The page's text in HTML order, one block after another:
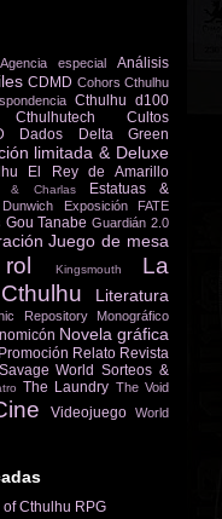
Agencia especial Análisis
CDMD Cohors Cthulhu
Cthulhu d100
Cthulhutech
Cultos
Dados
Delta Green
limitada & Deluxe
El Rey de Amarillo
& Charlas
Estatuas &
Exposición
FATE
Gou Tanabe Guardián 2.0
Juego de mesa
Kingsmouth
La
Literatura
Repository
Monográfico
Novela gráfica
Promoción Relato Revista
Savage World Sorteos &
The Laundry The Void
Videojuego World
Cthulhu RPG